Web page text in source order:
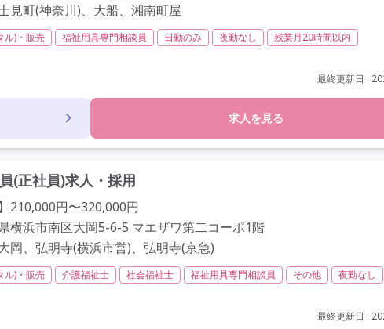
見町(神奈川)、大船、湘南町屋
ル)・販売 福祉用具専門相談員 日勤のみ 夜勤なし
残業月20時間以内
最終更新日 :
求人を見る
(正社員)求人・採用
】210,000円〜320,000円
横浜市南区大岡5-6-5 マエザワ第二コーポ1階
岡、弘明寺(横浜市営)、弘明寺(京急)
ル)・販売 介護福祉士 社会福祉士 福祉用具専門相談員 その他
夜勤なし
最終更新日 :